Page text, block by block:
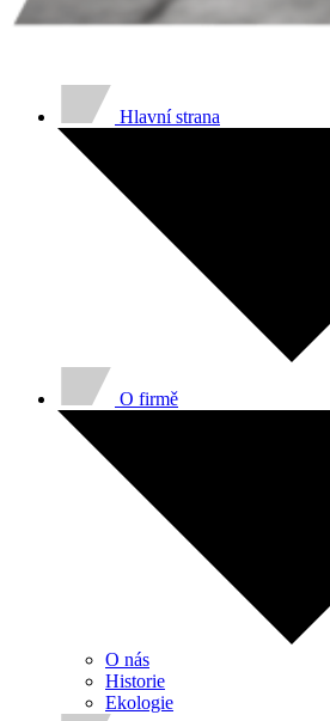
Hlavní strana
O firmě
O nás
Historie
Ekologie